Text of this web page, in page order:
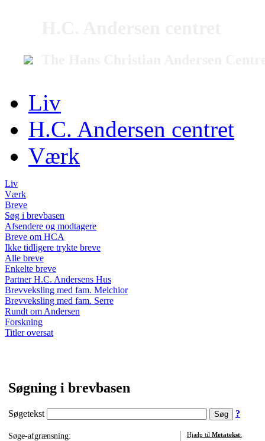
Liv
H.C. Andersen centret
Værk
Liv
Værk
Breve
Søg i brevbasen
Afsendere og modtagere
Breve om HCA
Ikke tidligere trykte breve
Alle breve
Enkelte breve
Partner H.C. Andersens Hus
Brevveksling med fam. Melchior
Brevveksling med fam. Serre
Rundt om Andersen
Forskning
Titler oversat
Søgning i brevbasen
Søgetekst ?
Søge-afgrænsning:
Hjælp til Metatekst: